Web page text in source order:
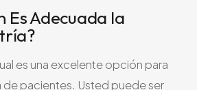
Es Adecuada la
es una excelente opción para
de pacientes. Usted puede ser